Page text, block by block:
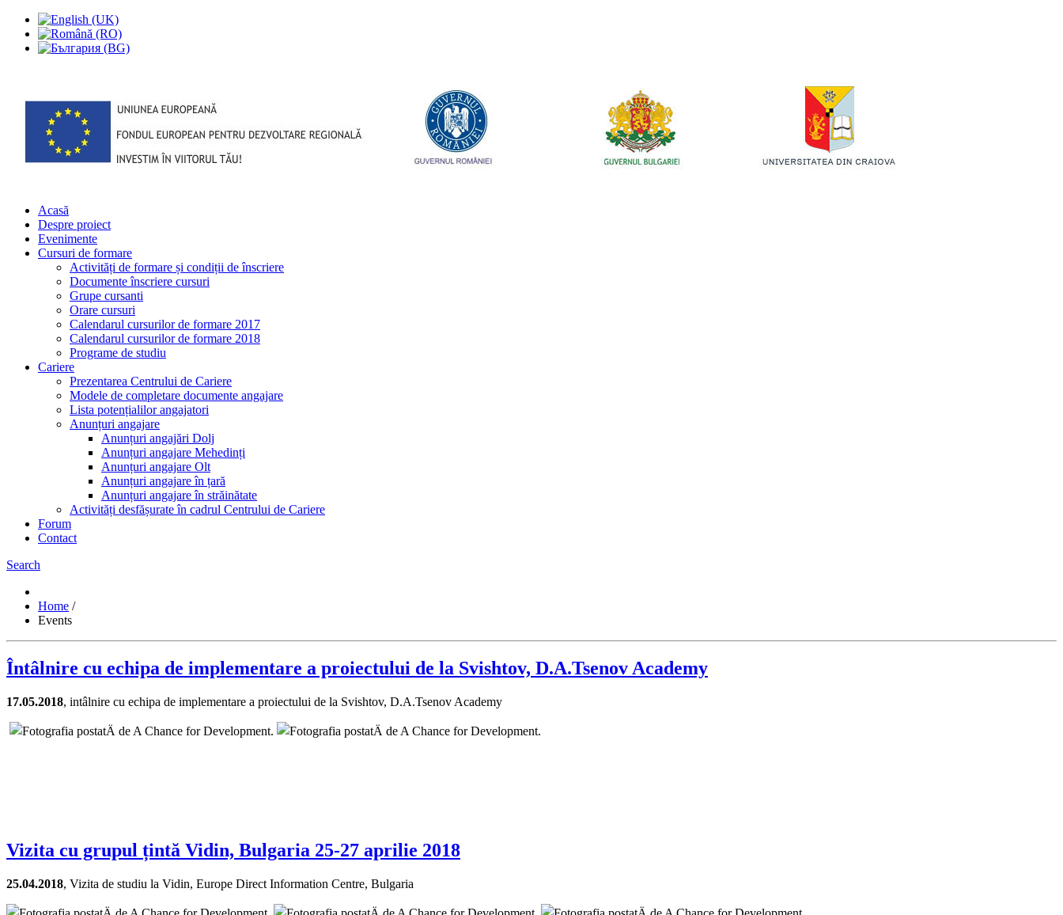
Acasă
Despre proiect
Evenimente
Cursuri de formare
Activități de formare și condiții de înscriere
Documente înscriere cursuri
Grupe cursanti
Orare cursuri
Calendarul cursurilor de formare 2017
Calendarul cursurilor de formare 2018
Programe de studiu
Cariere
Prezentarea Centrului de Cariere
Modele de completare documente angajare
Lista potențialilor angajatori
Anunțuri angajare
Anunțuri angajări Dolj
Anunțuri angajare Mehedinți
Anunțuri angajare Olt
Anunțuri angajare în țară
Anunțuri angajare în străinătate
Activități desfășurate în cadrul Centrului de Cariere
Forum
Contact
Search
Home /
Events
Întâlnire cu echipa de implementare a proiectului de la Svishtov, D.A.Tsenov Academy
17.05.2018, intâlnire cu echipa de implementare a proiectului de la Svishtov, D.A.Tsenov Academy
Vizita cu grupul țintă Vidin, Bulgaria 25-27 aprilie 2018
25.04.2018, Vizita de studiu la Vidin, Europe Direct Information Centre, Bulgaria